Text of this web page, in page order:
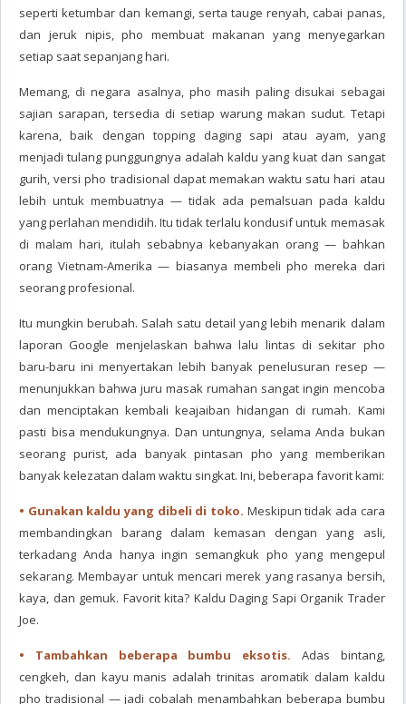
seperti ketumbar dan kemangi, serta tauge renyah, cabai panas,
dan jeruk nipis, pho membuat makanan yang menyegarkan
setiap saat sepanjang hari.
Memang, di negara asalnya, pho masih paling disukai sebagai
sajian sarapan, tersedia di setiap warung makan sudut. Tetapi
karena, baik dengan topping daging sapi atau ayam, yang
menjadi tulang punggungnya adalah kaldu yang kuat dan sangat
gurih, versi pho tradisional dapat memakan waktu satu hari atau
lebih untuk membuatnya — tidak ada pemalsuan pada kaldu
yang perlahan mendidih. Itu tidak terlalu kondusif untuk memasak
di malam hari, itulah sebabnya kebanyakan orang — bahkan
orang Vietnam-Amerika — biasanya membeli pho mereka dari
seorang profesional.
Itu mungkin berubah. Salah satu detail yang lebih menarik dalam
laporan Google menjelaskan bahwa lalu lintas di sekitar pho
baru-baru ini menyertakan lebih banyak penelusuran resep —
menunjukkan bahwa juru masak rumahan sangat ingin mencoba
dan menciptakan kembali keajaiban hidangan di rumah. Kami
pasti bisa mendukungnya. Dan untungnya, selama Anda bukan
seorang purist, ada banyak pintasan pho yang memberikan
banyak kelezatan dalam waktu singkat. Ini, beberapa favorit kami:
• Gunakan kaldu yang dibeli di toko. Meskipun tidak ada cara
membandingkan barang dalam kemasan dengan yang asli,
terkadang Anda hanya ingin semangkuk pho yang mengepul
sekarang. Membayar untuk mencari merek yang rasanya bersih,
kaya, dan gemuk. Favorit kita? Kaldu Daging Sapi Organik Trader
Joe.
• Tambahkan beberapa bumbu eksotis. Adas bintang,
cengkeh, dan kayu manis adalah trinitas aromatik dalam kaldu
pho tradisional — jadi cobalah menambahkan beberapa bumbu